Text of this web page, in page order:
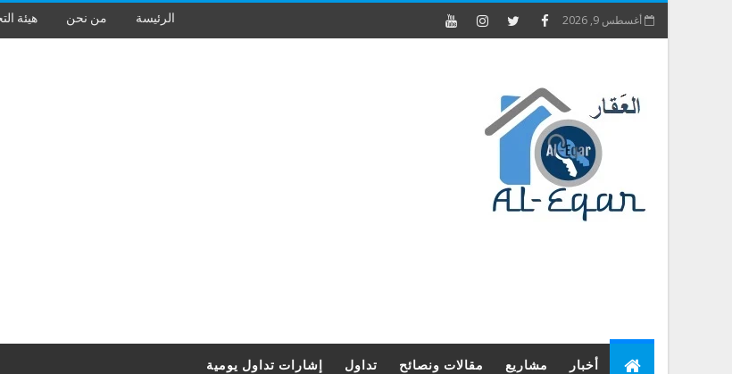
أغسطس 9, 2026 الرئيسة من نحن هيئة
أخبار مشاريع مقالات ونصائح تداول إشارات تداول يومية